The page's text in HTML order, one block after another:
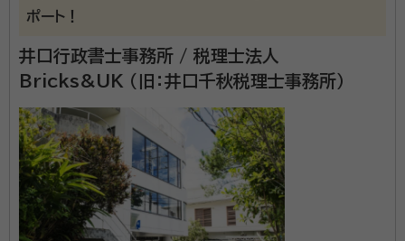
経歴：
昭和59年（1984年）琉球大学卒業後、大同生命保険株式会社（大阪本
だ琉球株式会社」設立、代表取締役就任 平成24年 3月「玉城判行政書士
事務所」併設
事務所口コミ（抜粋）：
account_circle ご利用時期：2023/3
①「行政書士事務所」開業に至る経緯 １９８３年（大学4年
時）に資格取得し、大学卒業後金融機関での２７年勤務
後、２０１２年に沖縄県豊見城市にて独立開業。 ②「相続
業務」への取組みのキッカケ 身近で「相続が争族」となり
ポート！
井口行政書士事務所 / 税理士法人
Bricks&UK （旧：井口千秋税理士事務所）